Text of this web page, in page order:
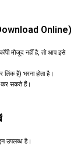
Online)
मौजूद नहीं है, तो आप इसे
है) भरना होता है।
कर सकते हैं।
उपलब्ध है।